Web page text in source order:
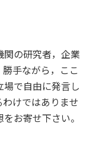
関の研究者，企業
手ながら，ここ
で自由に発言し
けではありませ
お寄せ下さい。